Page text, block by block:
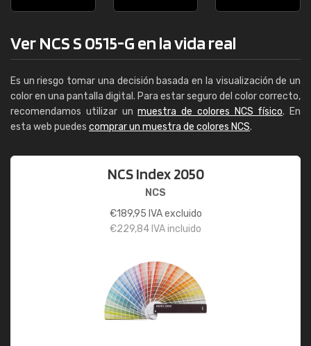
Ver NCS S 0515-G en la vida real
Es un riesgo tomar una decisión basada en la visualización de un
color en una pantalla digital. Para estar seguro del color correcto,
recomendamos utilizar unmuestra de colores NCS físico. En
esta web puedes comprar un muestra de colores NCS.
NCS Index 2050
NCS
€189,95 IVA excluido
€229,84 IVA incluido